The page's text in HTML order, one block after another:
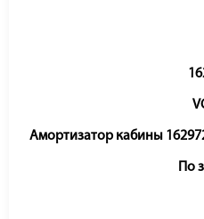
Амортизатор кабины
По